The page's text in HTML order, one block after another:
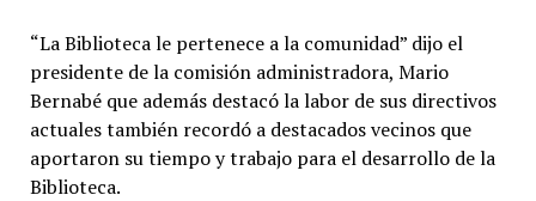
“La Biblioteca le pertenece a la comunidad” dijo el
presidente de la comisión administradora, Mario
Bernabé que además destacó la labor de sus directivos
actuales también recordó a destacados vecinos que
aportaron su tiempo y trabajo para el desarrollo de la
Biblioteca.